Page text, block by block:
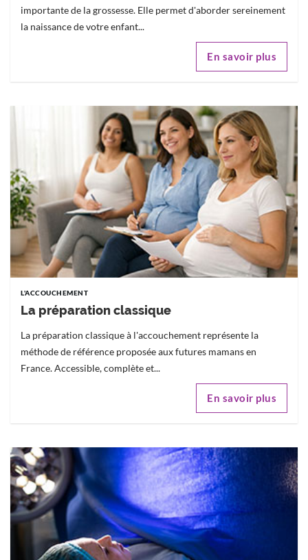
importante de la grossesse. Elle permet d'aborder sereinement
la naissance de votre enfant...
En savoir plus
L'ACCOUCHEMENT
La préparation classique
La préparation classique à l'accouchement représente la
méthode de référence proposée aux futures mamans en
France. Accessible, complète et...
En savoir plus